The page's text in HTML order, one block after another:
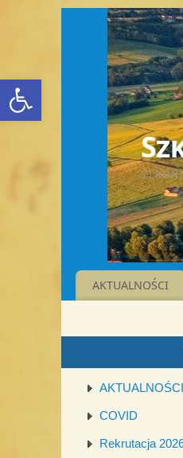
Otwórz pasek narzędzi
AKTUALNOŚCI
AKTUALNOŚCI
COVID
Rekrutacja